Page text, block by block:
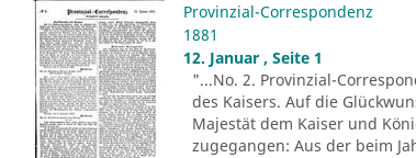
Provinzial-Correspondenz
1881
12. Januar , Seite 1
"...No. 2. Provinzial-
des Kaisers. Auf die
Majestät dem Kaiser und
zugegangen: Aus der beim